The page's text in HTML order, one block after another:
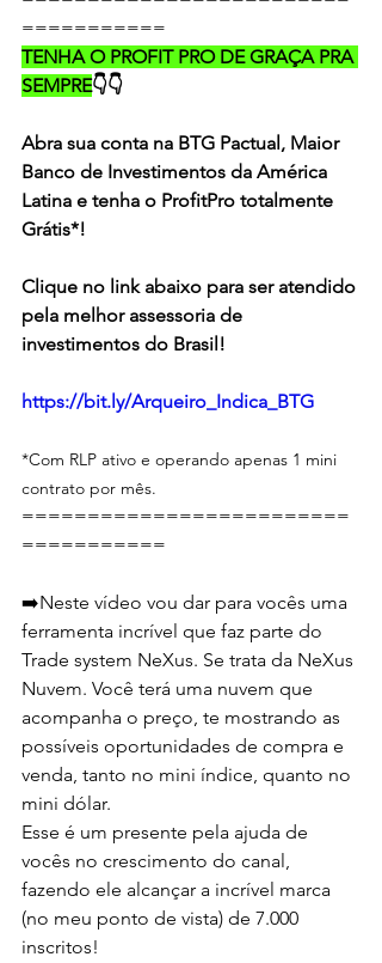
===========
TENHA O PROFIT PRO DE GRAÇA PRA
SEMPRE👇👇
Abra sua conta na BTG Pactual, Maior
Banco de Investimentos da América
Latina e tenha o ProfitPro totalmente
Grátis*!
Clique no link abaixo para ser atendido
pela melhor assessoria de
investimentos do Brasil!
https://bit.ly/Arqueiro_Indica_BTG
*Com RLP ativo e operando apenas 1 mini
contrato por mês.
=========================
===========
➡️Neste vídeo vou dar para vocês uma
ferramenta incrível que faz parte do
Trade system NeXus. Se trata da NeXus
Nuvem. Você terá uma nuvem que
acompanha o preço, te mostrando as
possíveis oportunidades de compra e
venda, tanto no mini índice, quanto no
mini dólar.
Esse é um presente pela ajuda de
vocês no crescimento do canal,
fazendo ele alcançar a incrível marca
(no meu ponto de vista) de 7.000
inscritos!